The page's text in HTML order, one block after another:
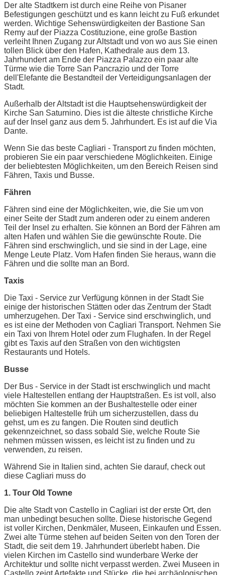
Der alte Stadtkern ist durch eine Reihe von Pisaner
Befestigungen geschützt und es kann leicht zu Fuß erkundet
werden. Wichtige Sehenswürdigkeiten der Bastione San
Remy auf der Piazza Costituzione, eine große Bastion
verleiht Ihnen Zugang zur Altstadt und von wo aus Sie einen
tollen Blick über den Hafen, Kathedrale aus dem 13.
Jahrhundert am Ende der Piazza Palazzo ein paar alte
Türme wie die Torre San Pancrazio und der Torre
dell'Elefante die Bestandteil der Verteidigungsanlagen der
Stadt.
Außerhalb der Altstadt ist die Hauptsehenswürdigkeit der
Kirche San Saturnino. Dies ist die älteste christliche Kirche
auf der Insel ganz aus dem 5. Jahrhundert. Es ist auf die Via
Dante.
Wenn Sie das beste Cagliari - Transport zu finden möchten,
probieren Sie ein paar verschiedene Möglichkeiten. Einige
der beliebtesten Möglichkeiten, um den Bereich Reisen sind
Fähren, Taxis und Busse.
Fähren
Fähren sind eine der Möglichkeiten, wie, die Sie um von
einer Seite der Stadt zum anderen oder zu einem anderen
Teil der Insel zu erhalten. Sie können an Bord der Fähren am
alten Hafen und wählen Sie die gewünschte Route. Die
Fähren sind erschwinglich, und sie sind in der Lage, eine
Menge Leute Platz. Vom Hafen finden Sie heraus, wann die
Fähren und die sollte man an Bord.
Taxis
Die Taxi - Service zur Verfügung können in der Stadt Sie
einige der historischen Stätten oder das Zentrum der Stadt
umherzugehen. Der Taxi - Service sind erschwinglich, und
es ist eine der Methoden von Cagliari Transport. Nehmen Sie
ein Taxi von Ihrem Hotel oder zum Flughafen. In der Regel
gibt es Taxis auf den Straßen von den wichtigsten
Restaurants und Hotels.
Busse
Der Bus - Service in der Stadt ist erschwinglich und macht
viele Haltestellen entlang der Hauptstraßen. Es ist voll, also
möchten Sie kommen an der Bushaltestelle oder einer
beliebigen Haltestelle früh um sicherzustellen, dass du
gehst, um es zu fangen. Die Routen sind deutlich
gekennzeichnet, so dass sobald Sie, welche Route Sie
nehmen müssen wissen, es leicht ist zu finden und zu
verwenden, zu reisen.
Während Sie in Italien sind, achten Sie darauf, check out
diese Cagliari muss do
1. Tour Old Towne
Die alte Stadt von Castello in Cagliari ist der erste Ort, den
man unbedingt besuchen sollte. Diese historische Gegend
ist voller Kirchen, Denkmäler, Museen, Einkaufen und Essen.
Zwei alte Türme stehen auf beiden Seiten von den Toren der
Stadt, die seit dem 19. Jahrhundert überlebt haben. Die
vielen Kirchen im Castello sind wunderbare Werke der
Architektur und sollte nicht verpasst werden. Zwei Museen in
Castello zeigt Artefakte und Stücke, die bei archäologischen